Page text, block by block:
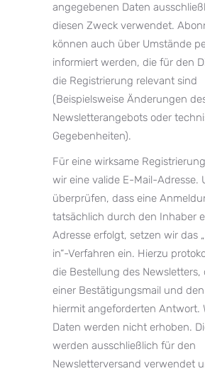
angegebenen Daten
diesen Zweck verwendet.
können auch über Umstände
informiert werden, die für den
die Registrierung relevant sind
(Beispielsweise Änderungen
Newsletterangebots oder
Gegebenheiten).
Für eine wirksame
wir eine valide E-Mail-Adresse.
überprüfen, dass eine
tatsächlich durch den Inhaber
Adresse erfolgt, setzen wir das
in“-Verfahren ein. Hierzu
die Bestellung des Newsletters,
einer Bestätigungsmail und
hiermit angeforderten Antwort.
Daten werden nicht erhoben.
werden ausschließlich für den
Newsletterversand verwendet